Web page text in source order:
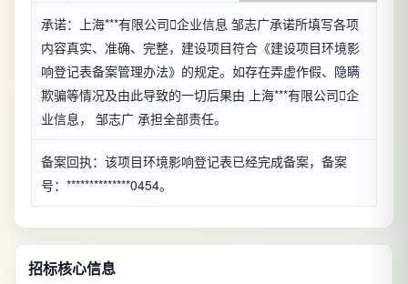
承诺：上海***有限公司企业信息 邹志广承诺所填写各项
内容真实、准确、完整，建设项目符合《建设项目环境影
响登记表备案管理办法》的规定。如存在弄虚作假、隐瞒
欺骗等情况及由此导致的一切后果由 上海***有限公司企
业信息， 邹志广 承担全部责任。
备案回执：该项目环境影响登记表已经完成备案，备案
号：**************0454。
招标核心信息